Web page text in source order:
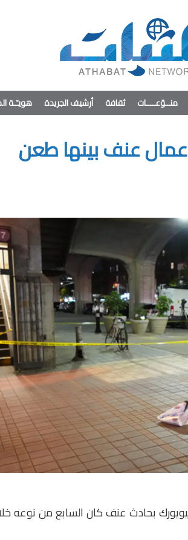
منــوّعــــات ثقافة أرشيف الجريدة هويـّـة
مراهقين لأعمال عنف بينها طعن
في نيويورك بحادث عنف كان السابع من نوعه